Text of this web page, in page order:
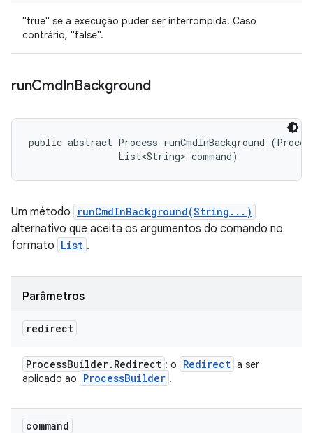
"true" se a execução puder ser interrompida. Caso
contrário, "false".
runCmdInBackground
public abstract Process runCmdInBackground
                List<String> command)
Um método runCmdInBackground(String...)
alternativo que aceita os argumentos do comando no
formato List .
Parâmetros
redirect
ProcessBuilder. Redirect : o Redirect a ser
aplicado ao
ProcessBuilder .
command